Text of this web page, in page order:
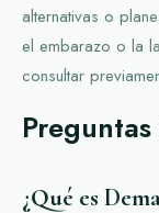
alternativas o
el embarazo o la
consultar
¿Qué es